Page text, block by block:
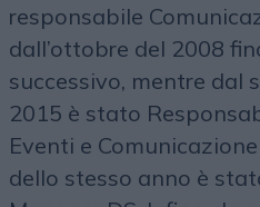
responsabile
dall’ottobre del 2008
successivo, mentre dal
2015 è stato
Eventi e
dello stesso anno è